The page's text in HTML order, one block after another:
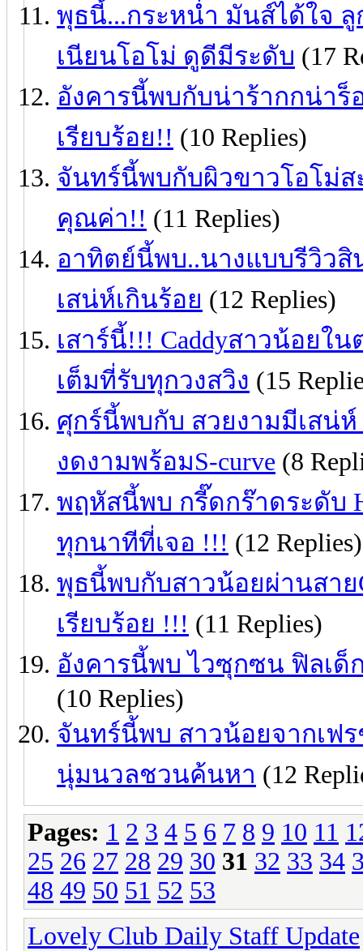
พุธนี้...กระหน่ำ มันส์ได้ใจ ลู
เนียนโอโม่ ดูดีมีระดับ (17
อังคารนี้พบกับน่าร้ากกน่าร็
เรียบร้อย!! (10 Replies)
จันทร์นี้พบกับผิวขาวโอโม่ส
คุณค่า!! (11 Replies)
อาทิตย์นี้พบ..นางแบบรีวิวสิ
เสน่ห์เกินร้อย (12 Replies)
เสาร์นี้!!! Caddyสาวน้อยใ
เต็มที่รับทุกวงสวิง (15
ศุกร์นี้พบกับ สวยงามมีเสน่
งดงามพร้อมS-curve (8
พฤหัสนี้พบ กรี๊ดกร๊าดระดับ
ทุกนาทีที่เจอ !!! (12 Replies)
พุธนี้พบกับสาวน้อยผ่านสา
เรียบร้อย !!! (11 Replies)
อังคารนี้พบ ไวซุกซน ฟิลเด็
(10 Replies)
จันทร์นี้พบ สาวน้อยจากเฟ
นุ่มนวลชวนค้นหา (12
Pages: 1 2 3 4 5 6 7 8 9 10 11
25 26 27 28 29 30 31 32 33 34
48 49 50 51 52 53
Lovely Club Daily Staff Update